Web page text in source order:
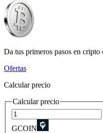
Da tus primeros pasos en cripto
Ofertas
Calcular precio
Calcular precio
GCOIN